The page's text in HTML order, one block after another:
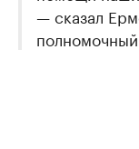
— сказал